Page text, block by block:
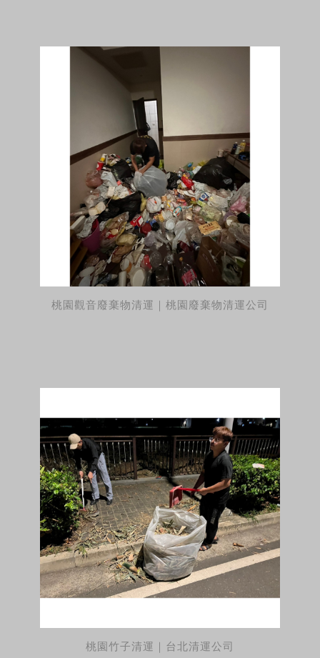
桃園觀音廢棄物清運｜桃園廢棄物清運公司
桃園竹子清運｜台北清運公司